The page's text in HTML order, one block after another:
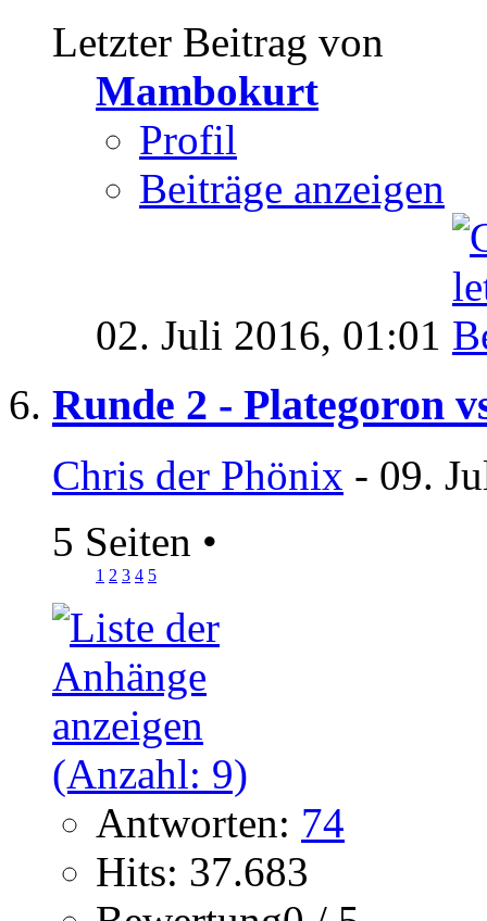
Letzter Beitrag von
Mambokurt
Profil
Beiträge anzeigen
02. Juli 2016, 01:01
Runde 2 - Plategoron
Chris der Phönix - 09.
5 Seiten •
1 2 3 4 5
Antworten: 74
Hits: 37.683